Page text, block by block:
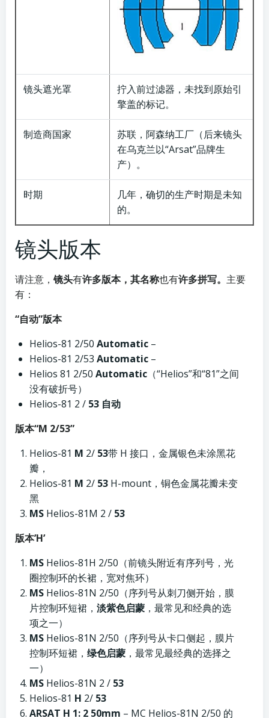
镜头遮光罩
拧入前过滤器，未找到原始引
擎盖的标记。
制造商国家
苏联，阿森纳工厂（后来镜头
在乌克兰以“Arsat”品牌生
产）。
时期
几年，确切的生产时期是未知
的。
镜头版本
请注意， 镜头有许多版本，其名称也有许多拼写。 主要
有：
“自动”版本
Helios-81 2/50 Automatic –
Helios-81 2/53 Automatic –
Helios 81 2/50 Automatic （“Helios”和“81”之间
没有破折号）
Helios-81 2 / 53 自动
版本“М 2/53”
Helios-81 М 2/ 53带 H 接口，金属银色未涂黑花
瓣，
Helios-81 М 2/ 53 H-mount，铜色金属花瓣未变
黑
MS Helios-81M 2 / 53
版本’H’
MS Helios-81H 2/50（前镜头附近有序列号，光
圈控制环的长裙，宽对焦环）
MS Helios-81N 2/50（序列号从刺刀侧开始，膜
片控制环短裙， 淡紫色启蒙 ，最常见和经典的选
项之一）
MS Helios-81N 2/50（序列号从卡口侧起，膜片
控制环短裙， 绿色启蒙 ，最常见最经典的选择之
一）
MS Helios-81N 2 / 53
Helios-81 Н 2/ 53
ARSAT H 1: 2 50mm – MC Helios-81N 2/50 的